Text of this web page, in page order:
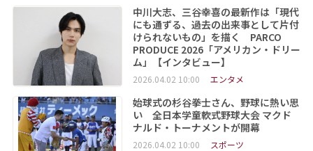
中川大志、三谷幸喜の最新作は「現代
にも通ずる、過去の出来事として片付
けられないもの」を描く PARCO
PRODUCE 2026「アメリカン・ドリー
ム」【インタビュー】
2026.04.02 10:00 エンタメ
始球式の杉谷拳士さん、野球に熱い思
い 全日本学童軟式野球大会 マクド
ナルド・トーナメントが開幕
2026.04.02 10:00 スポーツ